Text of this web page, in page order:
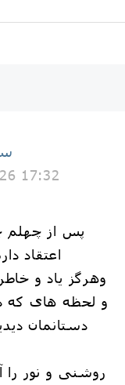
17:32
پس از چهلم
اعتقاد
وهرگز یاد و
و لحظه های که
دستانمان
روشنی و نور را